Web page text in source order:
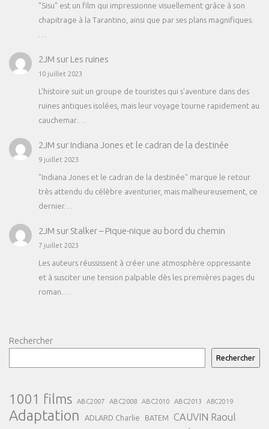
"Sisu" est un film qui impressionne visuellement grâce à son
chapitrage à la Tarantino, ainsi que par ses plans magnifiques.
2JM sur Les ruines
10 juillet 2023
L'histoire suit un groupe de touristes qui s'aventure dans des
ruines antiques isolées, mais leur voyage tourne rapidement au
cauchemar.…
2JM sur Indiana Jones et le cadran de la destinée
9 juillet 2023
"Indiana Jones et le cadran de la destinée" marque le retour
très attendu du célèbre aventurier, mais malheureusement, ce
dernier…
2JM sur Stalker – Pique-nique au bord du chemin
7 juillet 2023
Les auteurs réussissent à créer une atmosphère oppressante
et à susciter une tension palpable dès les premières pages du
roman.…
Rechercher
Rechercher
1001 films ABC2007 ABC2008 ABC2010 ABC2013 ABC2019
Adaptation ADLARD Charlie BATEM CAUVIN Raoul